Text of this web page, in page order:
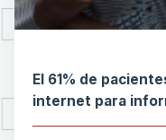
El 61% de
internet para